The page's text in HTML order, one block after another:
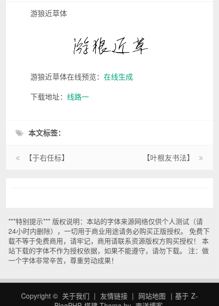
游狼近草体
游狼近草体在线预览：在线生成
下载地址： 线路一
本文标签：
【于右任标】 【叶根友书法】
***特别提示*** 版权说明：本站的字体来源网络仅供个人测试（请
24小时内删除），一切用于商业用途请务必购买正版授权。 免费下
载不等于免费商用，请牢记，商用请联系资源版权方购买授权！ 本
站下载的字体不作为授权依据，如果不能遵守，请勿下载。 注：做
一个字体非常辛苦，尊重劳动成果！
Copyright © 关于我们 | 友情链接 | 网站地图 | 基于 Z-